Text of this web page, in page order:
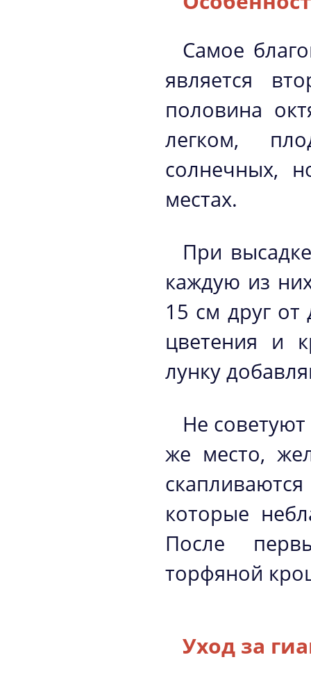
Самое
является
половина
легком,
солнечных,
местах.
При
каждую из
15 см друг от
цветения и
лунку
Не
же место,
которые
После
торфяной
Уход за